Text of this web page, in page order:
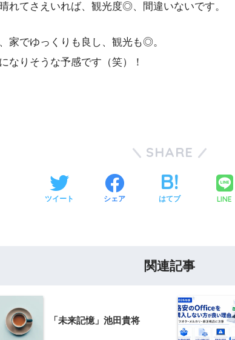
れてさえいれば、観光度◎、間違いないです。
家でゆっくりも良し、観光も◎。
なりそうな予感です（笑）！
SHARE
ツイート シェア はてブ LINE
関連記事
「未来記憶」池田貴将